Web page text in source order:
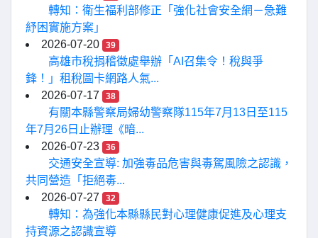
轉知：衛生福利部修正「強化社會安全網－急難
紓困實施方案」
2026-07-20
39
高雄市稅捐稽徵處舉辦「AI召集令！稅與爭
鋒！」租稅圖卡網路人氣...
2026-07-17
38
有關本縣警察局婦幼警察隊115年7月13日至115
年7月26日止辦理《暗...
2026-07-23
36
交通安全宣導: 加強毒品危害與毒駕風險之認識，
共同營造「拒絕毒...
2026-07-27
32
轉知：為強化本縣縣民對心理健康促進及心理支
持資源之認識宣導